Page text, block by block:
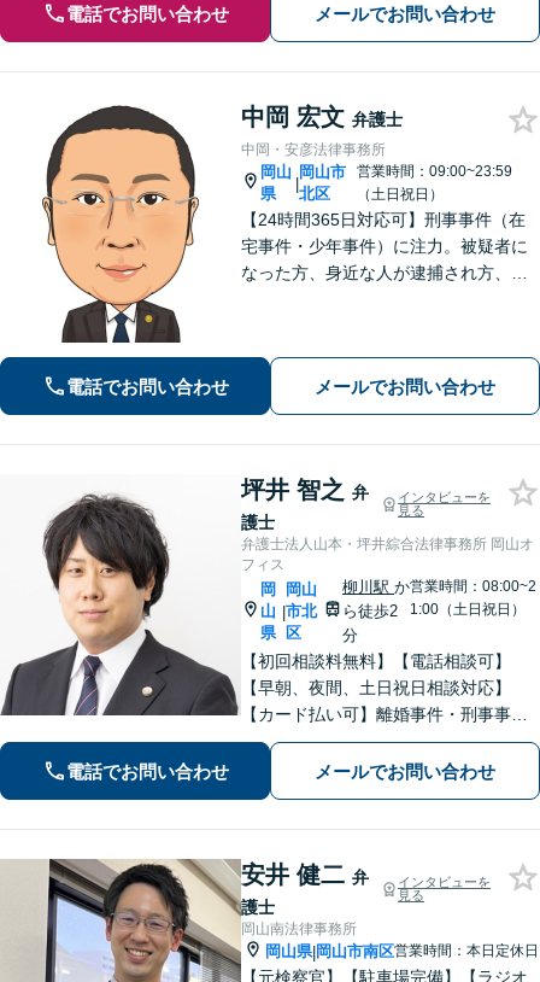
電話でお問い合わせ メールでお問い合わせ
中岡 宏文 弁護士
中岡・安彦法律事務所
岡山
県
|
岡山市
北区
営業時間：09:00~23:59
（土日祝日）
【24時間365日対応可】刑事事件（在
宅事件・少年事件）に注力。被疑者に
なった方、身近な人が逮捕され方、す
電話でお問い合わせ メールでお問い合わせ
坪井 智之 弁
護士
インタビューを
見る
弁護士法人山本・坪井綜合法律事務所 岡山オ
フィス
岡
山
県
|
岡山
市北
区
柳川駅か
ら徒歩2
分
営業時間：08:00~2
1:00（土日祝日）
【初回相談料無料】【電話相談可】
【早朝、夜間、土日祝日相談対応】
【カード払い可】離婚事件・刑事事
件・交通事故の専門弁護士があなたの
お悩みを解決いたします。一人で悩ま
ずに新たな一歩をわたしたちと。
電話でお問い合わせ メールでお問い合わせ
安井 健二 弁
護士
インタビューを
見る
岡山南法律事務所
岡山県|岡山市南区営業時間：本日定休日
【元検察官】【駐車場完備】【ラジオ